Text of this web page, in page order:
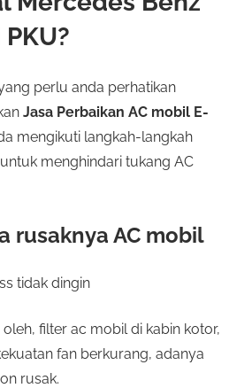
perlu anda perhatikan
Jasa Perbaikan AC mobil E-
mengikuti langkah-langkah
menghindari tukang AC
rusaknya AC mobil
tidak dingin
filter ac mobil di kabin kotor,
fan berkurang, adanya
rusak.